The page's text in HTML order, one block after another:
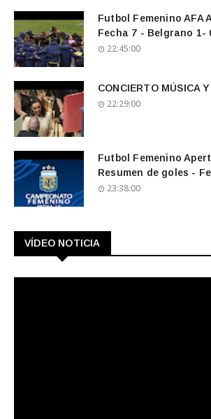
Futbol Femenino AFA
Fecha 7 - Belgrano 1-
22:45:00
CONCIERTO MÚSICA
22:29:00
Futbol Femenino
Resumen de goles -
23:38:00
VÍDEO NOTICIA